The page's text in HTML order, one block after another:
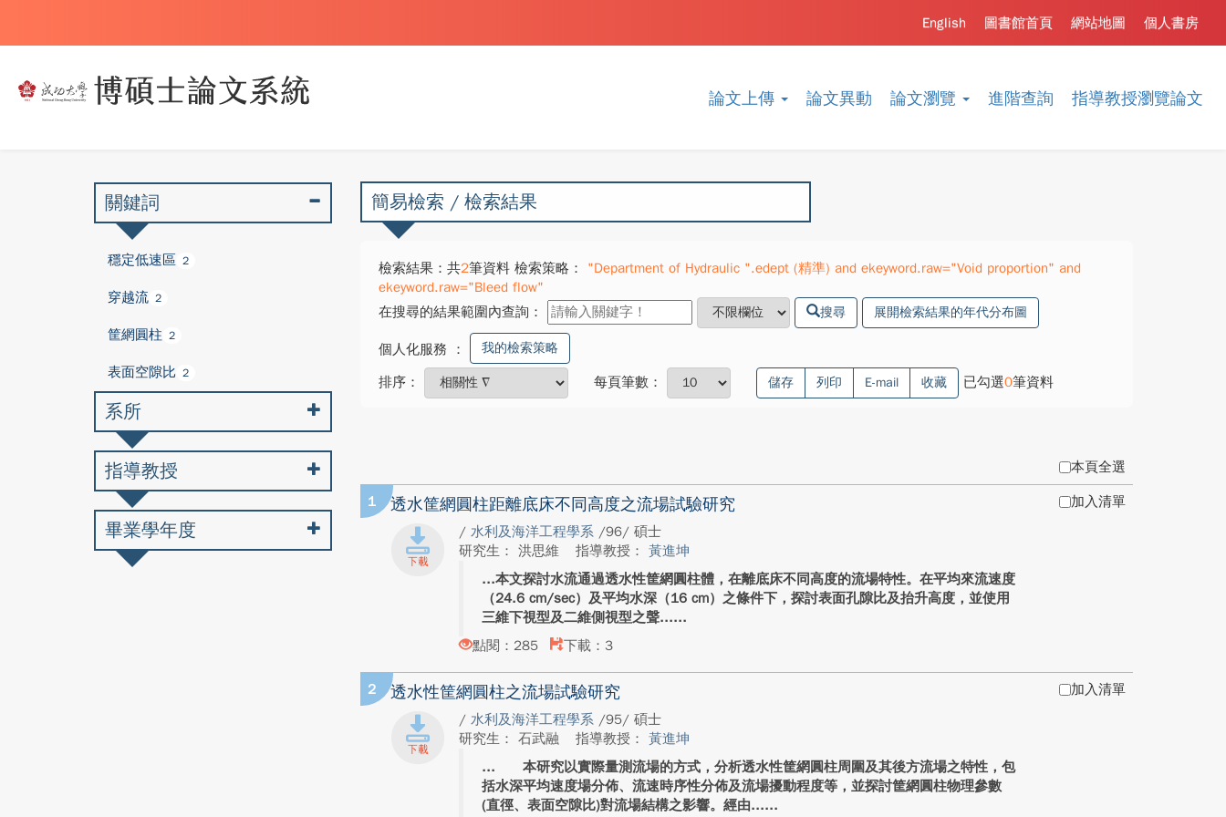
論文上傳 論文異動 論文瀏覽 進階查詢 指導教授瀏覽論文
個人書房
網站地圖
圖書館首頁
English
簡易檢索 / 檢索結果
檢索結果：共2筆資料 檢索策略：
"Department of Hydraulic ".edept (精準) and ekeyword.raw="Void proportion" and
ekeyword.raw="Bleed flow"
在搜尋的結果範圍內查詢：
搜尋 展開檢索結果的年代分布圖
個人化服務 ： 我的檢索策略
排序： 每頁筆數： 儲存 列印 E-mail 收藏 已勾選0筆資料
本頁全選
1 透水筐網圓柱距離底床不同高度之流場試驗研究
/ 水利及海洋工程學系 /96/ 碩士
研究生： 洪思維
指導教授： 黃進坤
本文探討水流通過透水性筐網圓柱體，在離底床不同高度的流場特性。在平均來流速度
（24.6 cm/sec）及平均水深（16 cm）之條件下，探討表面孔隙比及抬升高度，並使用
三維下視型及二維側視型之聲...
點閱：285
下載：3
加入清單
2 透水性筐網圓柱之流場試驗研究
/ 水利及海洋工程學系 /95/ 碩士
研究生： 石武融
指導教授： 黃進坤
本研究以實際量測流場的方式，分析透水性筐網圓柱周圍及其後方流場之特性，包
括水深平均速度場分佈、流速時序性分佈及流場擾動程度等，並探討筐網圓柱物理參數
(直徑、表面空隙比)對流場結構之影響。經由...
加入清單
關鍵詞
穩定低速區 2
穿越流 2
筐網圓柱 2
表面空隙比 2
系所
指導教授
畢業學年度